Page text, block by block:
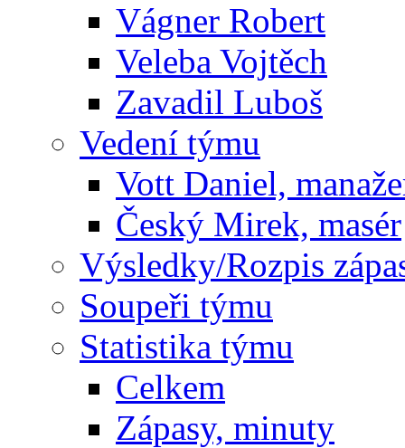
Vágner Robert
Veleba Vojtěch
Zavadil Luboš
Vedení týmu
Vott Daniel,
Český Mirek, masér
Výsledky/Rozpis
Soupeři týmu
Statistika týmu
Celkem
Zápasy, minuty